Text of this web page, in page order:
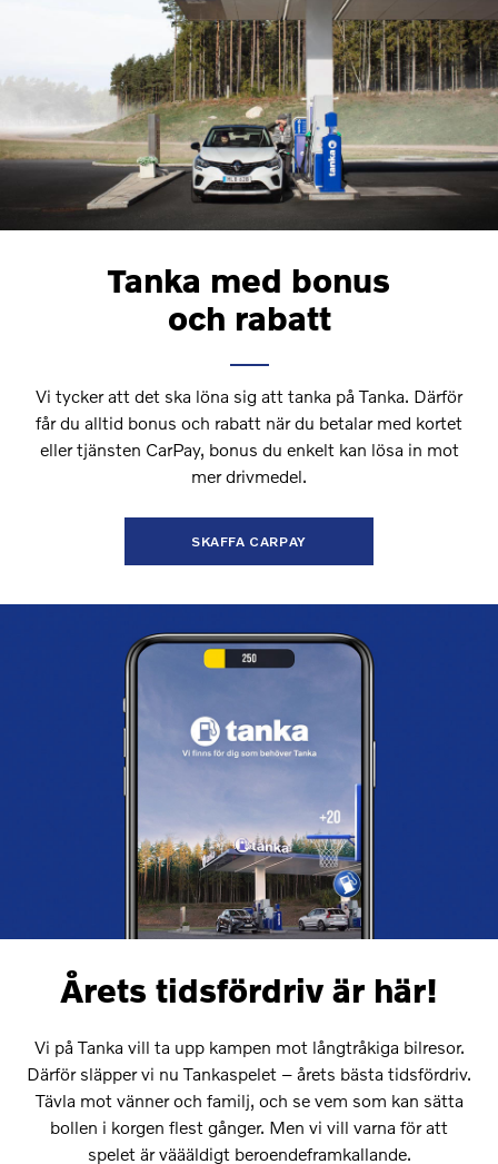
Tanka med bonus
och rabatt
Vi tycker att det ska löna sig att tanka på Tanka. Därför
får du alltid bonus och rabatt när du betalar med kortet
eller tjänsten CarPay, bonus du enkelt kan lösa in mot
mer drivmedel.
SKAFFA CARPAY
Årets tidsfördriv är här!
Vi på Tanka vill ta upp kampen mot långtråkiga bilresor.
Därför släpper vi nu Tankaspelet – årets bästa tidsfördriv.
Tävla mot vänner och familj, och se vem som kan sätta
bollen i korgen flest gånger. Men vi vill varna för att
spelet är väääldigt beroendeframkallande.